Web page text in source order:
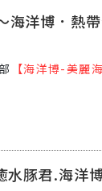
海洋博．熱
【海洋博-美麗
水豚君.海洋